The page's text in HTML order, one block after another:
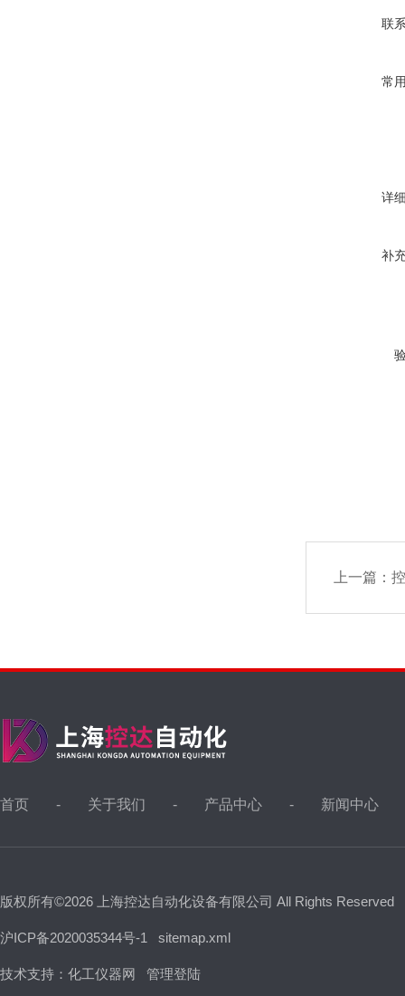
联
常
详
补
上一篇： 控
首页 关于我们 产品中心 新闻中心
版权所有©2026 上海控达自动化设备有限公司 All Rights Reserved
沪ICP备2020035344号-1 sitemap.xml
技术支持： 化工仪器网 管理登陆